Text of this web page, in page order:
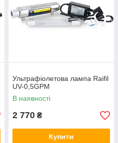
Ультрафіолетова лампа Raifil
UV-0,5GPM
В наявності
2 770 ₴
Купити